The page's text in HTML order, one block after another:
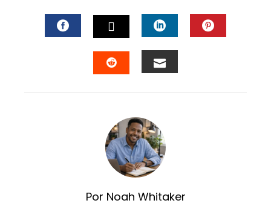
TWITTERLINKEDIN
Por Noah Whitaker